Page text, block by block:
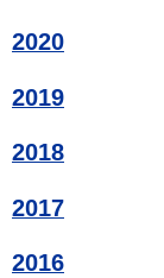
2020
2019
2018
2017
2016